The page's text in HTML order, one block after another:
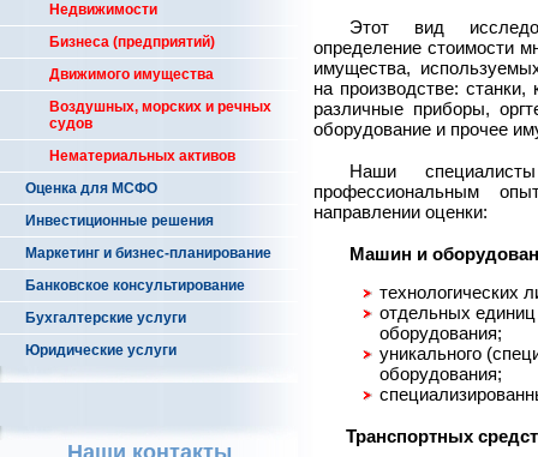
Недвижимости
Бизнеса (предприятий)
Движимого имущества
Воздушных, морских и речных
судов
Нематериальных активов
Оценка для МСФО
Инвестиционные решения
Маркетинг и бизнес-планирование
Банковское консультирование
Бухгалтерские услуги
Юридические услуги
Наши контакты
Этот вид
определение стоимости
имущества,
на производстве:
различные приборы,
оборудование и прочее
Наши
профессиональным
направлении оценки:
Машин и
технологических
отдельных
оборудования;
уникального
оборудования;
Транспортных